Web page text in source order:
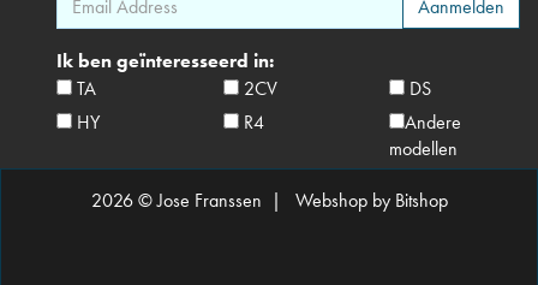
Ik ben geïnteresseerd in:
TA
2CV
DS
HY
R4
Andere
modellen
2026 © Jose Franssen | Webshop by Bitshop